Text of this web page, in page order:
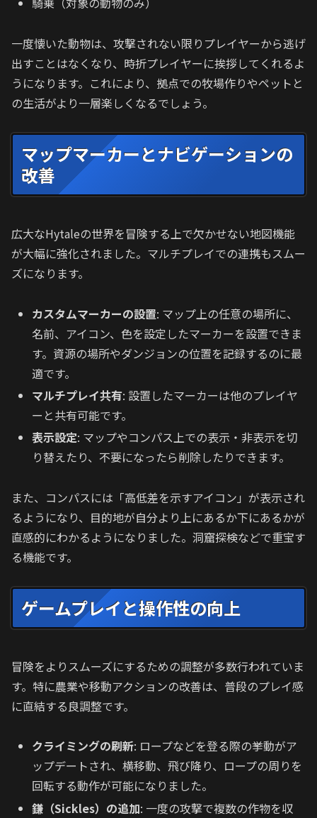
一度懐いた動物は、攻撃されない限りプレイヤーから逃げ
出すことはなくなり、時折プレイヤーに挨拶してくれるよ
うになります。これにより、拠点での牧場作りやペットと
の生活がより一層楽しくなるでしょう。
マップマーカーとナビゲーションの
改善
広大なHytaleの世界を冒険する上で欠かせない地図機能
が大幅に強化されました。マルチプレイでの連携もスムー
ズになります。
カスタムマーカーの設置: マップ上の任意の場所に、
名前、アイコン、色を設定したマーカーを設置できま
す。資源の場所やダンジョンの位置を記録するのに最
適です。
マルチプレイ共有: 設置したマーカーは他のプレイヤ
ーと共有可能です。
表示設定: マップやコンパス上での表示・非表示を切
り替えたり、不要になったら削除したりできます。
また、コンパスには「高低差を示すアイコン」が表示され
るようになり、目的地が自分より上にあるか下にあるかが
直感的にわかるようになりました。洞窟探検などで重宝す
る機能です。
ゲームプレイと操作性の向上
冒険をよりスムーズにするための調整が多数行われていま
す。特に農業や移動アクションの改善は、普段のプレイ感
に直結する良調整です。
クライミングの刷新: ロープなどを登る際の挙動がア
ップデートされ、横移動、飛び降り、ロープの周りを
回転する動作が可能になりました。
鎌（Sickles）の追加: 一度の攻撃で複数の作物を収